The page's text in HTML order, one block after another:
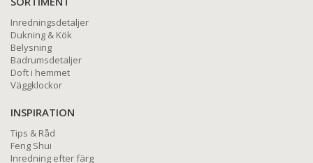
Inredningsdetaljer
Dukning & Kök
Belysning
Badrumsdetaljer
Doft i hemmet
Väggklockor
INSPIRATION
Tips & Råd
Feng Shui
Inredning efter färg